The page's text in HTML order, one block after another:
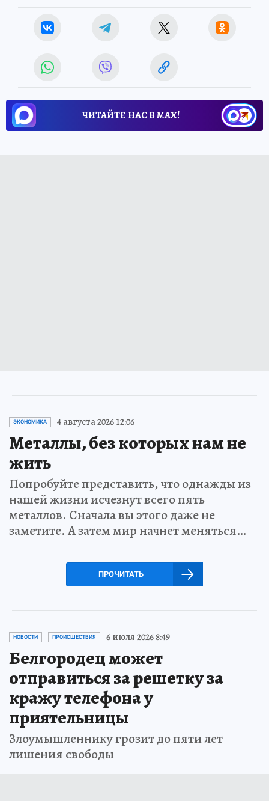
ЧИТАЙТЕ НАС В МАХ!
ЭКОНОМИКА 4 августа 2026 12:06
Металлы, без которых нам не
жить
Попробуйте представить, что однажды из
нашей жизни исчезнут всего пять
металлов. Сначала вы этого даже не
заметите. А затем мир начнет меняться…
ПРОЧИТАТЬ
НОВОСТИ ПРОИСШЕСТВИЯ 6 июля 2026 8:49
Белгородец может
отправиться за решетку за
кражу телефона у
приятельницы
Злоумышленнику грозит до пяти лет
лишения свободы